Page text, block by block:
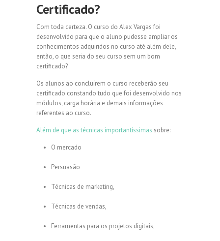
Certificado?
Com toda certeza. O curso do Alex Vargas foi
desenvolvido para que o aluno pudesse ampliar os
conhecimentos adquiridos no curso até além dele,
então, o que seria do seu curso sem um bom
certificado?
Os alunos ao concluírem o curso receberão seu
certificado constando tudo que foi desenvolvido nos
módulos, carga horária e demais informações
referentes ao curso.
Além de que as técnicas importantíssimas sobre:
O mercado
Persuasão
Técnicas de marketing,
Técnicas de vendas,
Ferramentas para os projetos digitais,